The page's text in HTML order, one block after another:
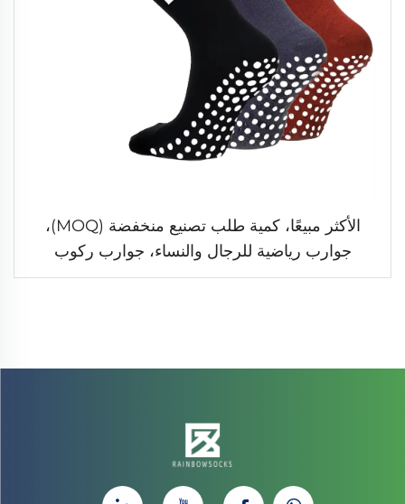
الأكثر مبيعًا، كمية طلب تصنيع منخفضة (MOQ)،
جوارب رياضية للرجال والنساء، جوارب ركوب
الدراجات مخصصة بتصميم شعار عالي اللون الأسود